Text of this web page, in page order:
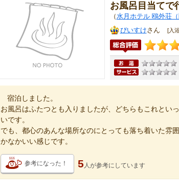
お風呂目当てで
（水月ホテル 鴎外荘（
ぴいすけさん [入
宿泊しました。
お風呂はふたつとも入りましたが、どちらもこれとい
いです。
でも、都心のあんな場所なのにとっても落ち着いた雰
かなかいい感じです。
参考になった！ 5 人が参考にしています